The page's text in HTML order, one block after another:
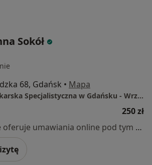
Sokół
68, Gdańsk • Mapa
Spółdzielnia Lekarska Specjalistyczna w Gdańsku - Wrzeszczu
250 zł
Specjalista nie oferuje umawiania online pod tym adresem.